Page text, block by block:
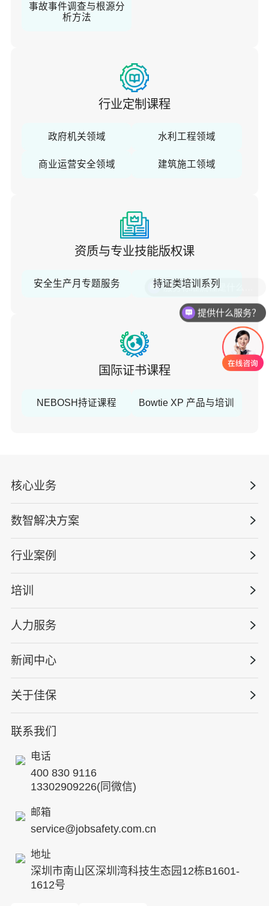
事故事件调查与根源分
析方法
行业定制课程
政府机关领域 水利工程领域
商业运营安全领域 建筑施工领域
资质与专业技能版权课
安全生产月专题服务 持证类培训系列
国际证书课程
NEBOSH持证课程 Bowtie XP 产品与培训
联系我们
电话
400 830 9116
13302909226(同微信)
邮箱
service@jobsafety.com.cn
地址
深圳市南山区深圳湾科技生态园12栋B1601-
1612号
核心业务
数智安全科技
安全战略咨询
管理体系建设
安全技能提升
工程安全服务
巡查监督审计
HSE专家服务
数智解决方案
量化安全云
智慧化系统
智能终端
行业案例
政府安全监管
工程建设/地产物业
能源电力
仓储物流
水利水务
核电工程与运营
其他案例
培训
版权安全课程
行业定制课程
资质与专业技能版权课
国际证书课程
人力服务
高薪岗位
HSE 专家服务
人力资源服务
新闻中心
公司新闻
蛇口安全论坛
关于佳保
公司简介
企业文化
专家团队
发展历程
招贤纳士
ESG
8S安全服务联盟
提供什么服务？